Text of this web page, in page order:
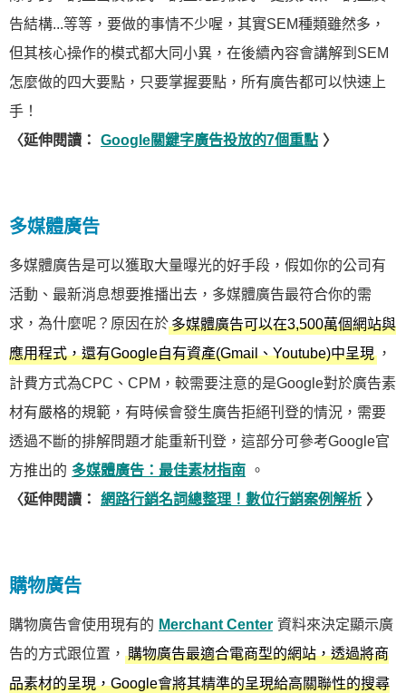
告結構...等等，要做的事情不少喔，其實SEM種類雖然多，
但其核心操作的模式都大同小異，在後續內容會講解到SEM
怎麼做的四大要點，只要掌握要點，所有廣告都可以快速上
手！
〈延伸閱讀：
Google關鍵字廣告投放的7個重點 〉
多媒體廣告
多媒體廣告是可以獲取大量曝光的好手段，假如你的公司有
活動、最新消息想要推播出去，多媒體廣告最符合你的需
求，為什麼呢？原因在於多媒體廣告可以在3,500萬個網站與
應用程式，還有Google自有資產(Gmail、Youtube)中呈現 ，
計費方式為CPC、CPM，較需要注意的是Google對於廣告素
材有嚴格的規範，有時候會發生廣告拒絕刊登的情況，需要
透過不斷的排解問題才能重新刊登，這部分可參考Google官
方推出的 多媒體廣告：最佳素材指南 。
〈延伸閱讀：
網路行銷名詞總整理！數位行銷案例解析 〉
購物廣告
購物廣告會使用現有的 Merchant Center 資料來決定顯示廣
告的方式跟位置， 購物廣告最適合電商型的網站，透過將商
品素材的呈現，Google會將其精準的呈現給高關聯性的搜尋